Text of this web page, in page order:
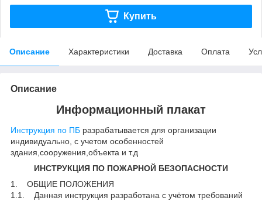
Купить
Описание Характеристики Доставка Оплата
Описание
Информационный плакат
Инструкция по ПБ разрабатывается для организации
индивидуально, с учетом особенностей
здания,сооружения,объекта и т.д
ИНСТРУКЦИЯ ПО ПОЖАРНОЙ БЕЗОПАСНОСТИ
1. ОБЩИЕ ПОЛОЖЕНИЯ
1.1. Данная инструкция разработана с учётом требований